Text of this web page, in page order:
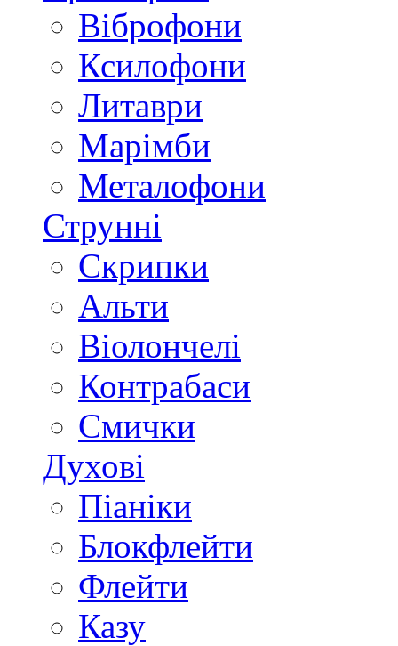
Віброфони
Ксилофони
Литаври
Марімби
Металофони
Струнні
Скрипки
Альти
Віолончелі
Контрабаси
Смички
Духові
Піаніки
Блокфлейти
Флейти
Казу